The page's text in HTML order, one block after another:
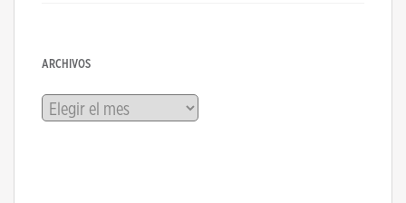
ARCHIVOS
Archivos